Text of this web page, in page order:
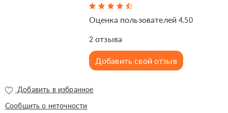
Оценка пользователей4.50
2 отзыва
Добавить свой отзыв
Добавить в избранное
Сообщить о неточности